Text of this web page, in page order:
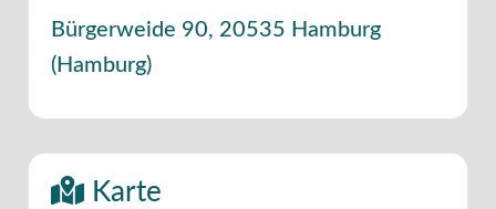
Bürgerweide 90, 20535 Hamburg
(Hamburg)
Karte